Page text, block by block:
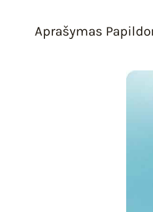
Aprašymas